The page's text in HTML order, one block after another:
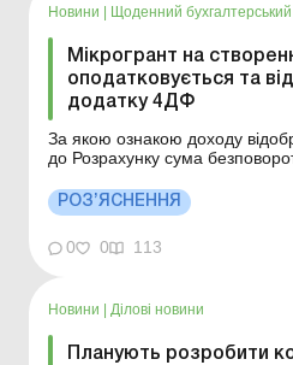
Новини | Щоденний
Мікрогрант на
оподатковується та
додатку 4ДФ
За якою ознакою доходу
до Розрахунку сума
власного бізнесу, які
постанови КМУ від 21.06.2022 № 738?
КМУ від 21.06.2022 № 738
РОЗ’ЯСНЕННЯ
0 0 113
Новини Ділові новини
Планують розробити